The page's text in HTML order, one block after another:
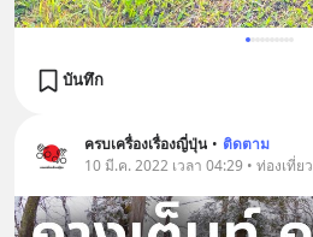
บันทึก
ครบเครื่องเรื่องญี่ปุ่น • ติดตาม
10 มี.ค. 2022 เวลา 04:29 • ท่องเที่ยว